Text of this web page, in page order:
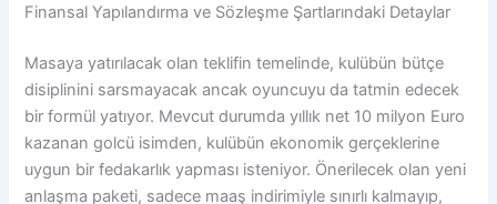
Finansal Yapılandırma ve Sözleşme Şartlarındaki Detaylar
Masaya yatırılacak olan teklifin temelinde, kulübün bütçe
disiplinini sarsmayacak ancak oyuncuyu da tatmin edecek
bir formül yatıyor. Mevcut durumda yıllık net 10 milyon Euro
kazanan golcü isimden, kulübün ekonomik gerçeklerine
uygun bir fedakarlık yapması isteniyor. Önerilecek olan yeni
anlaşma paketi, sadece maaş indirimiyle sınırlı kalmayıp,